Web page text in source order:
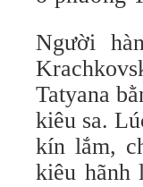
Người
Tatyana
kiêu sa.
kín lắm,
kiêu hãnh